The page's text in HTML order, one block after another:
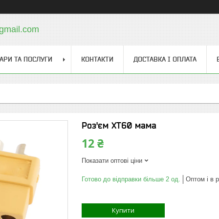
ТА ПОСЛУГИ КОНТАКТИ ДОСТАВКА І ОПЛАТА
Роз'єм XT60 мама
12 ₴
Показати оптові ціни
Готово до відправки більше 2 од. Оптом і в
Купити